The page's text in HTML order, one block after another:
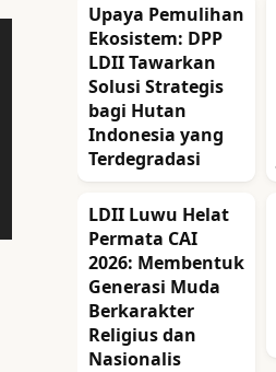
Upaya Pemulihan
Ekosistem: DPP
LDII Tawarkan
Solusi Strategis
bagi Hutan
Indonesia yang
Terdegradasi
LDII Luwu Helat
Permata CAI
2026: Membentuk
Generasi Muda
Berkarakter
Religius dan
Nasionalis